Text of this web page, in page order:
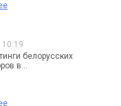
10:19
белорусских
в...